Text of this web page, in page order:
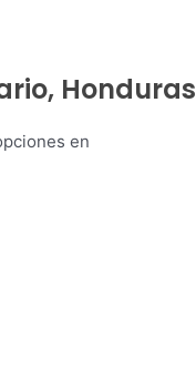
Honduras
en